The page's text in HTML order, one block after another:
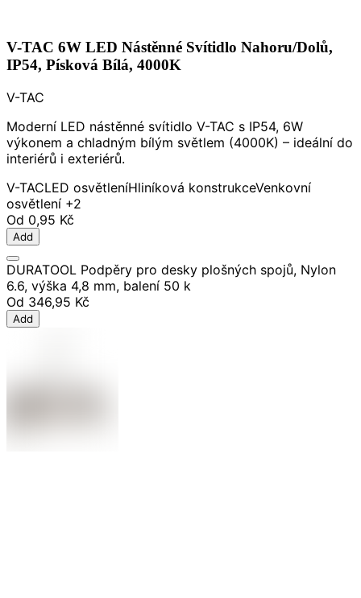
V-TAC 6W LED Nástěnné Svítidlo Nahoru/Dolů,
IP54, Písková Bílá, 4000K
V-TAC
Moderní LED nástěnné svítidlo V-TAC s IP54, 6W
výkonem a chladným bílým světlem (4000K) – ideální do
interiérů i exteriérů.
V-TACLED osvětleníHliníková konstrukceVenkovní
osvětlení +2
Od 0,95 Kč
Add
DURATOOL Podpěry pro desky plošných spojů, Nylon
6.6, výška 4,8 mm, balení 50 k
Od 346,95 Kč
Add